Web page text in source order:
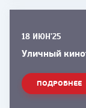
18 ИЮН'25
Уличный
ПОДРОБНЕЕ